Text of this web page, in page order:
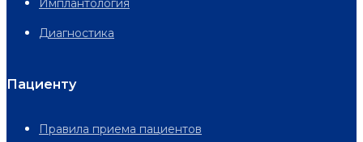
Диагностика
Пациенту
Правила приема пациентов